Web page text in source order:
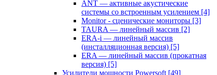
ANT — активные акустические
системы со встроенным усилением [4]
Monitor - сценические мониторы [3]
TAURA — линейный массив [2]
ERA-i — линейный массив
(инсталляционная версия) [5]
ERA — линейный массив (прокатная
версия) [5]
Усилители мощности Powersoft [49]